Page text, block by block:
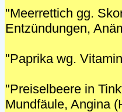
"Meerrettich gg.
Entzündungen,
"Paprika wg.
"Preiselbeere in
Mundfäule, Angina